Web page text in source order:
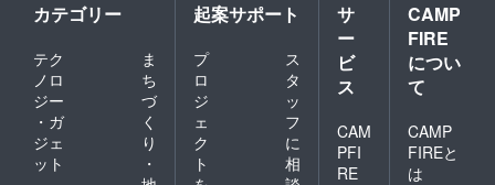
カテゴリー
テク
ノロ
ジー
・ガ
ジェ
ット
ま
ち
づ
く
り
・
起案サポート
プ
ロ
ジ
ェ
ク
ト
ス
タ
ッ
フ
に
相
サ
ー
ビ
ス
CAM
PFI
RE
CAMP
FIRE
につい
て
CAMP
FIREと
は